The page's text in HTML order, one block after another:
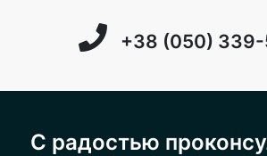
+38 (050)
С радостью